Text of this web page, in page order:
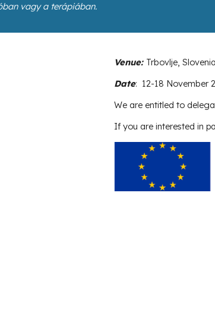
vagy a terápiában.
Venue: Trbovlje, Slovenia
Date: 12-18 November
We are entitled to
If you are interested in